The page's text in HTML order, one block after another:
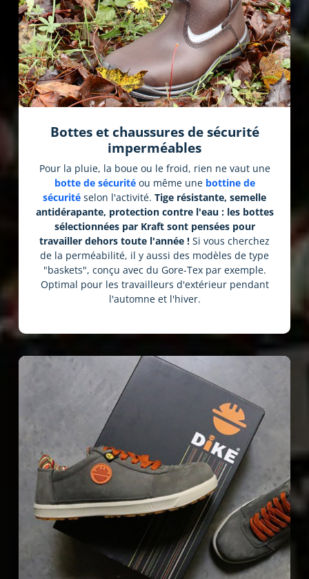
Bottes et chaussures de sécurité
imperméables
Pour la pluie, la boue ou le froid, rien ne vaut une
botte de sécuritéou même une bottine de
sécurité selon l'activité. Tige résistante, semelle
antidérapante, protection contre l'eau : les bottes
sélectionnées par Kraft sont pensées pour
travailler dehors toute l'année ! Si vous cherchez
de la perméabilité, il y aussi des modèles de type
"baskets", conçu avec du Gore-Tex par exemple.
Optimal pour les travailleurs d'extérieur pendant
l'automne et l'hiver.